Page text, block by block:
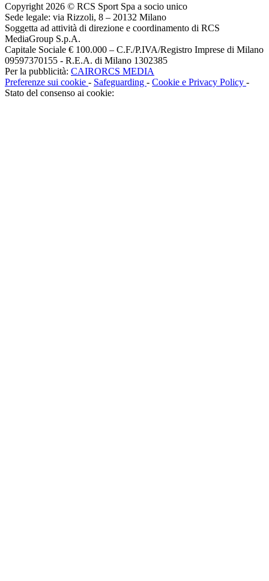
Copyright 2026 © RCS Sport Spa a socio unico
Sede legale: via Rizzoli, 8 – 20132 Milano
Soggetta ad attività di direzione e coordinamento di RCS
MediaGroup S.p.A.
Capitale Sociale € 100.000 – C.F./P.IVA/Registro Imprese di Milano
09597370155 - R.E.A. di Milano 1302385
Per la pubblicità: CAIRORCS MEDIA
Preferenze sui cookie - Safeguarding - Cookie e Privacy Policy -
Stato del consenso ai cookie: